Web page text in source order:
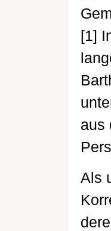
[1]
aus
Als